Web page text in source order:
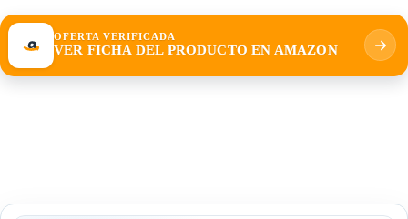
OFERTA VERIFICADA
VER FICHA DEL PRODUCTO EN AMAZON